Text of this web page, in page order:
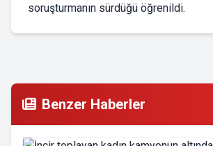
soruşturmanın sürdüğü öğrenildi.
Benzer Haberler